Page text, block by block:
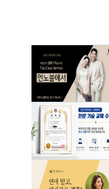
해 구직자들은 자
다. ✅광주 지역 주